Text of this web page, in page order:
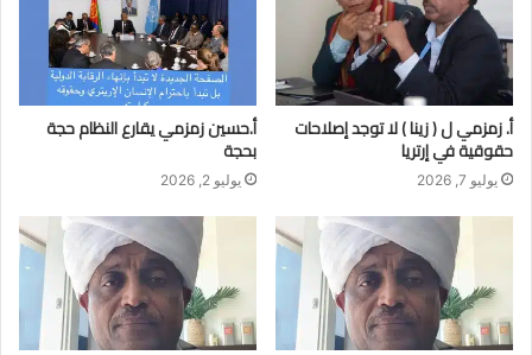
أ. زمزمي ل ( زينا ) لا توجد إصلاحات
حقوقية في إرتريا
يوليو 7, 2026
أ.حسين زمزمي يقارع النظام حجة
بحجة
يوليو 2, 2026